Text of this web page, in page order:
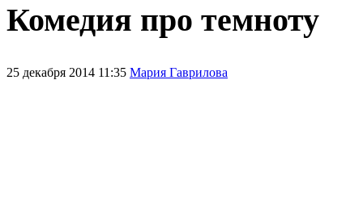
Комедия про темноту
25 декабря 2014 11:35 Мария Гаврилова